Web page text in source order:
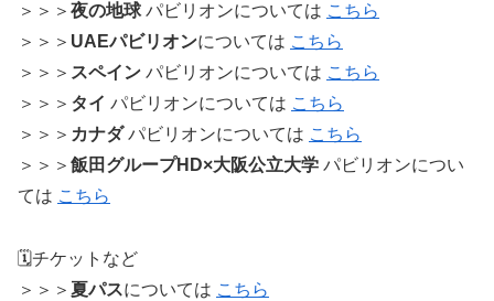
＞＞＞ 夜の地球パビリオンについては こちら
＞＞＞ UAEパビリオンについては こちら
＞＞＞ スペイン パビリオンについては こちら
＞＞＞ タイ パビリオンについては こちら
＞＞＞ カナダパビリオンについては こちら
＞＞＞ 飯田グループHD×大阪公立大学 パビリオンについ
ては こちら
🗓️チケットなど
＞＞＞ 夏パスについては こちら